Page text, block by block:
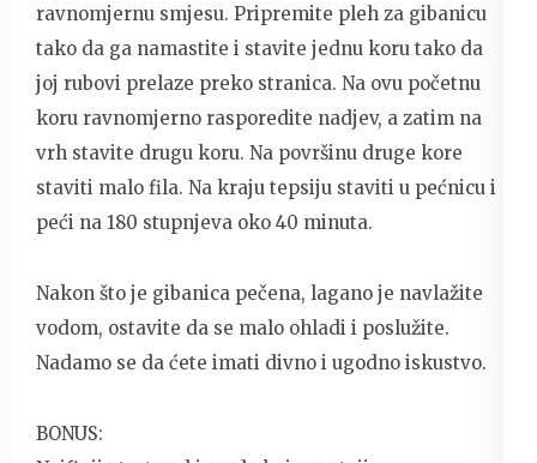
ravnomjernu smjesu. Pripremite pleh za gibanicu
tako da ga namastite i stavite jednu koru tako da
joj rubovi prelaze preko stranica. Na ovu početnu
koru ravnomjerno rasporedite nadjev, a zatim na
vrh stavite drugu koru. Na površinu druge kore
staviti malo fila. Na kraju tepsiju staviti u pećnicu i
peći na 180 stupnjeva oko 40 minuta.
Nakon što je gibanica pečena, lagano je navlažite
vodom, ostavite da se malo ohladi i poslužite.
Nadamo se da ćete imati divno i ugodno iskustvo.
BONUS: